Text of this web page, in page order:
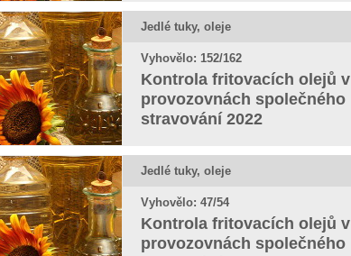
Jedlé tuky, oleje
Vyhovělo: 152/162
Kontrola fritovacích olejů v
provozovnách společného
stravování 2022
Jedlé tuky, oleje
Vyhovělo: 47/54
Kontrola fritovacích olejů v
provozovnách společného